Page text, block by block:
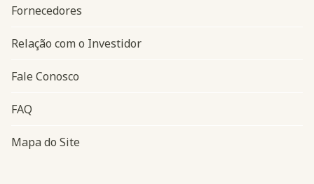
Fornecedores
Relação com o Investidor
Fale Conosco
FAQ
Mapa do Site